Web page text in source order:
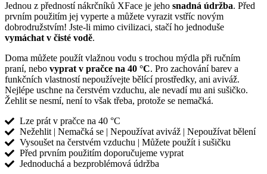
Jednou z předností nákrčníků XFace je jeho snadná údržba. Před
prvním použitím jej vyperte a můžete vyrazit vstříc novým
dobrodružstvím! Jste-li mimo civilizaci, stačí ho jednoduše
vymáchat v čisté vodě.
Doma můžete použít vlažnou vodu s trochou mýdla při ručním
praní, nebo vyprat v pračce na 40 °C. Pro zachování barev a
funkčních vlastností nepoužívejte bělící prostředky, ani aviváž.
Nejlépe uschne na čerstvém vzduchu, ale nevadí mu ani sušičko.
Žehlit se nesmí, není to však třeba, protože se nemačká.
Lze prát v pračce na 40 °C
Nežehlit | Nemačká se | Nepoužívat aviváž | Nepoužívat bělení
Vysoušet na čerstvém vzduchu | Můžete použít i sušičku
Před prvním použitím doporučujeme vyprat
Jednoduchá a bezproblémová údržba